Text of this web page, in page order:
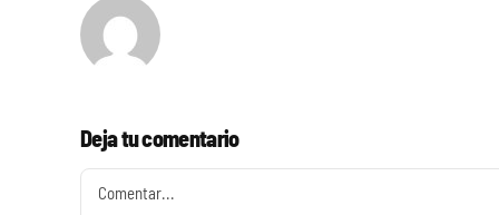
Deja tu comentario
Comentar